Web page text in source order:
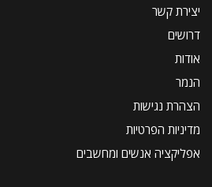
יצירת קשר
דרושים
אודות
הנמר
הצהרת נגישות
מדיניות הפרטיות
אפליקציה אנשים ומחשבים